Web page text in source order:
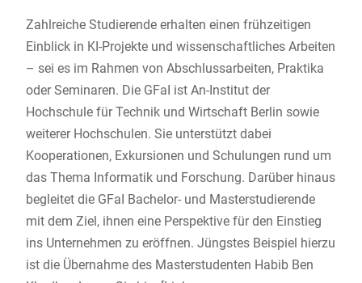
Zahlreiche Studierende erhalten einen frühzeitigen
Einblick in KI-Projekte und wissenschaftliches Arbeiten
– sei es im Rahmen von Abschlussarbeiten, Praktika
oder Seminaren. Die GFaI ist An-Institut der
Hochschule für Technik und Wirtschaft Berlin sowie
weiterer Hochschulen. Sie unterstützt dabei
Kooperationen, Exkursionen und Schulungen rund um
das Thema Informatik und Forschung. Darüber hinaus
begleitet die GFaI Bachelor- und Masterstudierende
mit dem Ziel, ihnen eine Perspektive für den Einstieg
ins Unternehmen zu eröffnen. Jüngstes Beispiel hierzu
ist die Übernahme des Masterstudenten Habib Ben